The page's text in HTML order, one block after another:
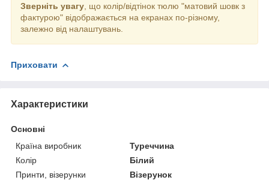
Зверніть увагу , що колір/відтінок тюлю "матовий шовк з
фактурою" відображається на екранах по-різному,
залежно від налаштувань.
Приховати
Характеристики
Основні
Країна виробник
Туреччина
Колір
Білий
Принти, візерунки
Візерунок